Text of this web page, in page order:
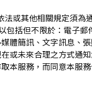
法或其他相關規定須為
包括但不限於：電子郵
體簡訊、文字訊息、
或未來合理之方式通
本服務，而同意本服